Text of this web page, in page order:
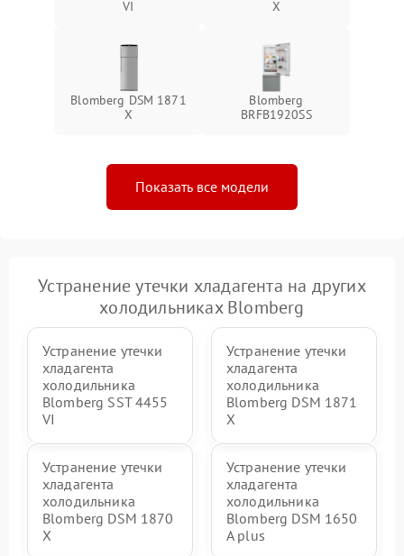
VI
X
Blomberg DSM 1871
X
Blomberg
BRFB1920SS
Показать все модели
Устранение утечки хладагента на других
холодильниках Blomberg
Устранение утечки
хладагента
холодильника
Blomberg SST 4455
VI
Устранение утечки
хладагента
холодильника
Blomberg DSM 1871
X
Устранение утечки
хладагента
холодильника
Blomberg DSM 1870
X
Устранение утечки
хладагента
холодильника
Blomberg DSM 1650
A plus